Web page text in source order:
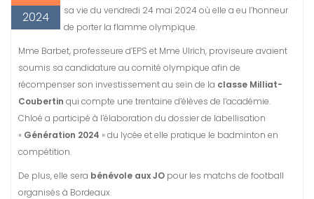
2024
sa vie du vendredi 24 mai 2024 où elle a eu l’honneur
de porter la flamme olympique.
Mme Barbet, professeure d’EPS et Mme Ulrich, proviseure avaient
soumis sa candidature au comité olympique afin de
récompenser son investissement au sein de la classe Milliat-
Coubertin qui compte une trentaine d’élèves de l’académie.
Chloé a participé à l’élaboration du dossier de labellisation
« Génération 2024 » du lycée et elle pratique le badminton en
compétition.
De plus, elle sera bénévole aux JO pour les matchs de football
organisés à Bordeaux.